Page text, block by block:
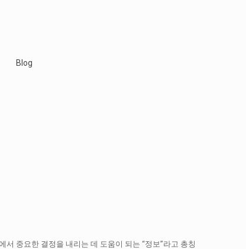
Blog
서 중요한 결정을 내리는 데 도움이 되는 “정보”라고 총칭